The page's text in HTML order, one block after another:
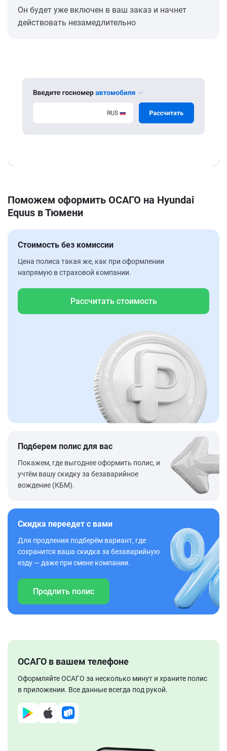
Он будет уже включен в ваш заказ и начнет
действовать незамедлительно
Поможем оформить ОСАГО на Hyundai
Equus в Тюмени
Стоимость без комиссии
Цена полиса такая же, как при оформлении
напрямую в страховой компании.
Рассчитать стоимость
Подберем полис для вас
Покажем, где выгоднее оформить полис, и
учтём вашу скидку за безаварийное
вождение (КБМ).
Скидка переедет с вами
Для продления подберём вариант, где
сохранится ваша скидка за безаварийную
езду — даже при смене компании.
Продлить полис
ОСАГО в вашем телефоне
Оформляйте ОСАГО за несколько минут и храните полис
в приложении. Все данные всегда под рукой.